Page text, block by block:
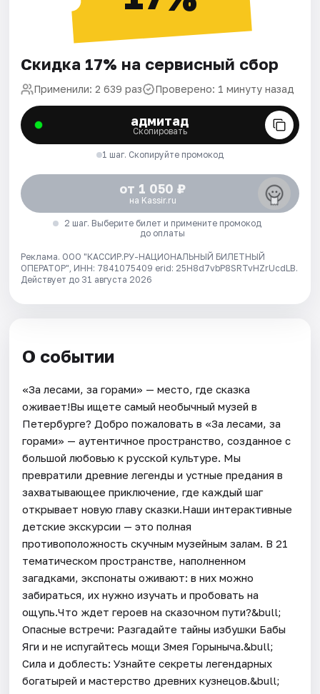
Скидка 17% на сервисный сбор
Применили: 2 639 раз Проверено: 1 минуту назад
адмитад
Скопировать
1 шаг. Скопируйте промокод
от 1 050 ₽
на Kassir.ru
2 шаг. Выберите билет и примените промокод
до оплаты
Реклама. ООО "КАССИР.РУ-НАЦИОНАЛЬНЫЙ БИЛЕТНЫЙ
ОПЕРАТОР", ИНН: 7841075409 erid: 25H8d7vbP8SRTvHZrUcdLB.
Действует до 31 августа 2026
О событии
«За лесами, за горами» — место, где сказка
оживает!Вы ищете самый необычный музей в
Петербурге? Добро пожаловать в «За лесами, за
горами» — аутентичное пространство, созданное с
большой любовью к русской культуре. Мы
превратили древние легенды и устные предания в
захватывающее приключение, где каждый шаг
открывает новую главу сказки.Наши интерактивные
детские экскурсии — это полная
противоположность скучным музейным залам. В 21
тематическом пространстве, наполненном
загадками, экспонаты оживают: в них можно
забираться, их нужно изучать и пробовать на
ощупь.Что ждет героев на сказочном пути?&bull;
Опасные встречи: Разгадайте тайны избушки Бабы
Яги и не испугайтесь мощи Змея Горыныча.&bull;
Сила и доблесть: Узнайте секреты легендарных
богатырей и мастерство древних кузнецов.&bull;